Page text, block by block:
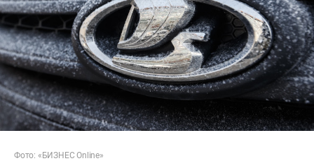
Фото: «БИЗНЕС Online»